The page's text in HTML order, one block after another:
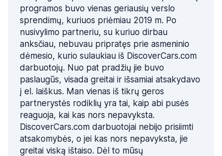
programos buvo vienas geriausių verslo
sprendimų, kuriuos priėmiau 2019 m. Po
nusivylimo partneriu, su kuriuo dirbau
anksčiau, nebuvau pripratęs prie asmeninio
dėmesio, kurio sulaukiau iš DiscoverCars.com
darbuotojų. Nuo pat pradžių jie buvo
paslaugūs, visada greitai ir išsamiai atsakydavo
į el. laiškus. Man vienas iš tikrų geros
partnerystės rodiklių yra tai, kaip abi pusės
reaguoja, kai kas nors nepavyksta.
DiscoverCars.com darbuotojai nebijo prisiimti
atsakomybės, o jei kas nors nepavyksta, jie
greitai viską ištaiso. Dėl to mūsų